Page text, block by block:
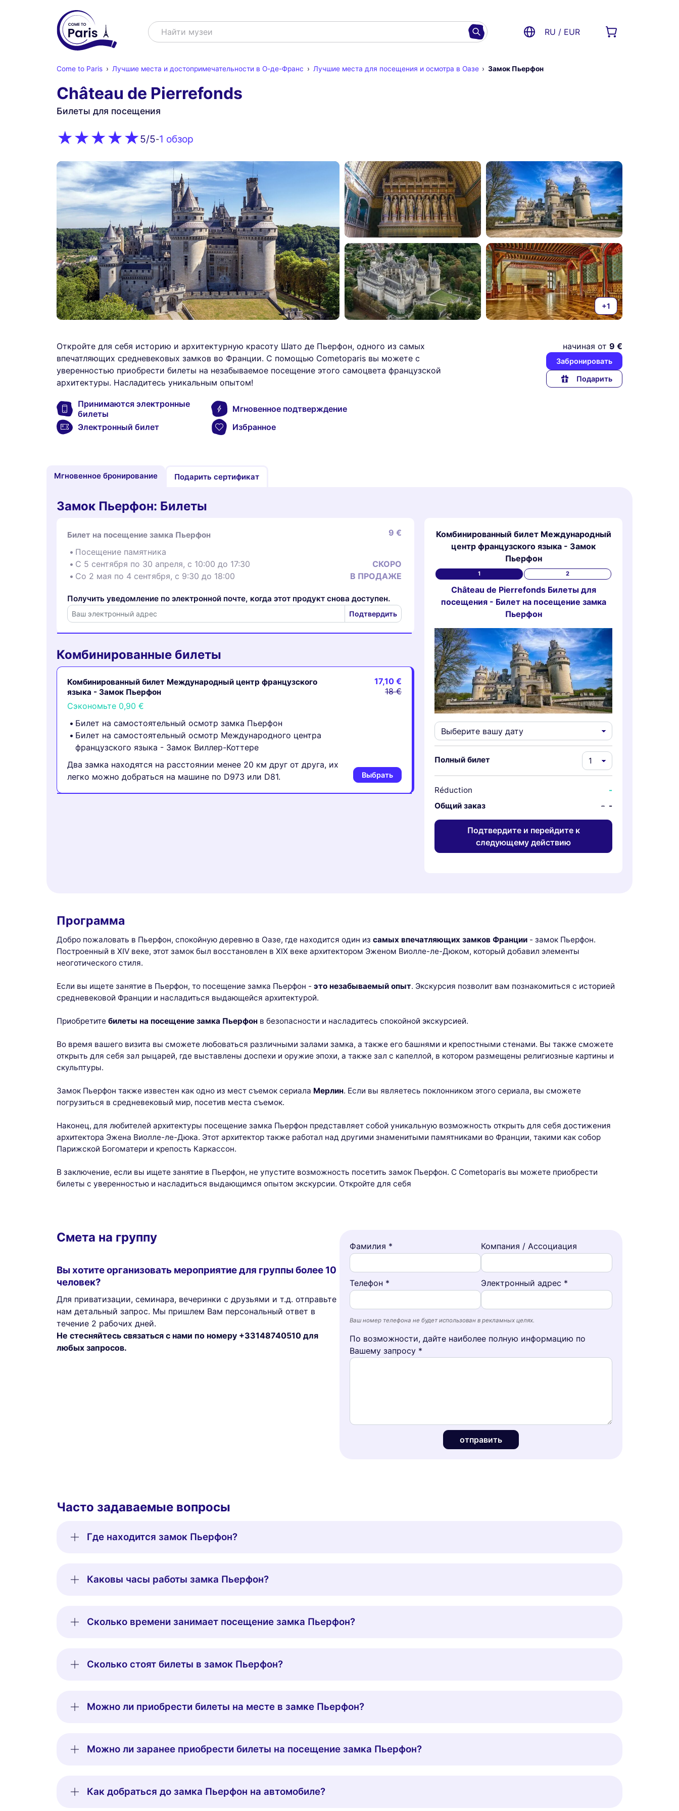
ПоискНайти му RU / EUR
Come to Paris Лучшие места и достопримечательности в О-де-Франс Лучшие места для посещения и осмотра в Оазе Замок Пьерфон
Château de Pierrefonds
Билеты для посещения
5/5-1 обзор
+1
Откройте для себя историю и архитектурную красоту Шато де Пьерфон, одного из самых
впечатляющих средневековых замков во Франции. С помощью Cometoparis вы можете с
уверенностью приобрести билеты на незабываемое посещение этого самоцвета французской
архитектуры. Насладитесь уникальным опытом!
Принимаются электронные
билеты
Мгновенное подтверждение
Электронный билет
Избранное
начиная от 9 €
Забронировать
Подарить
Мгновенное бронирование Подарить сертификат
Замок Пьерфон: Билеты
Билет на посещение замка Пьерфон
Посещение памятника
С 5 сентября по 30 апреля, с 10:00 до 17:30
Со 2 мая по 4 сентября, с 9:30 до 18:00
9 €
СКОРО
В ПРОДАЖЕ
Получить уведомление по электронной почте, когда этот продукт снова доступен.
Подтвердить
Комбинированные билеты
Комбинированный билет Международный центр французского
языка - Замок Пьерфон
Сэкономьте 0,90 €
Билет на самостоятельный осмотр замка Пьерфон
Билет на самостоятельный осмотр Международного центра
французского языка - Замок Виллер-Коттере
Два замка находятся на расстоянии менее 20 км друг от друга, их
легко можно добраться на машине по D973 или D81.
17,10 €
18 €
Выбрать
Комбинированный билет Международный
центр французского языка - Замок
Пьерфон
1 2
Château de Pierrefonds Билеты для
посещения - Билет на посещение замка
Пьерфон
Полный билет
Réduction
-
Общий заказ
- -
Подтвердите и перейдите к
следующему действию
Программа
Добро пожаловать в Пьерфон, спокойную деревню в Оазе, где находится один из самых впечатляющих замков Франции - замок Пьерфон.
Построенный в XIV веке, этот замок был восстановлен в XIX веке архитектором Эженом Виолле-ле-Дюком, который добавил элементы
неоготического стиля.
Если вы ищете занятие в Пьерфон, то посещение замка Пьерфон - это незабываемый опыт. Экскурсия позволит вам познакомиться с историей
средневековой Франции и насладиться выдающейся архитектурой.
Приобретите билеты на посещение замка Пьерфон в безопасности и насладитесь спокойной экскурсией.
Во время вашего визита вы сможете любоваться различными залами замка, а также его башнями и крепостными стенами. Вы также сможете
открыть для себя зал рыцарей, где выставлены доспехи и оружие эпохи, а также зал с капеллой, в котором размещены религиозные картины и
скульптуры.
Замок Пьерфон также известен как одно из мест съемок сериала Мерлин. Если вы являетесь поклонником этого сериала, вы сможете
погрузиться в средневековый мир, посетив места съемок.
Наконец, для любителей архитектуры посещение замка Пьерфон представляет собой уникальную возможность открыть для себя достижения
архитектора Эжена Виолле-ле-Дюка. Этот архитектор также работал над другими знаменитыми памятниками во Франции, такими как собор
Парижской Богоматери и крепость Каркассон.
В заключение, если вы ищете занятие в Пьерфон, не упустите возможность посетить замок Пьерфон. С Cometoparis вы можете приобрести
билеты с уверенностью и насладиться выдающимся опытом экскурсии. Откройте для себя
Смета на группу
Вы хотите организовать мероприятие для группы более 10
человек?
Для приватизации, семинара, вечеринки с друзьями и т.д. отправьте
нам детальный запрос. Мы пришлем Вам персональный ответ в
течение 2 рабочих дней.
Не стесняйтесь связаться с нами по номеру +33148740510 для
любых запросов.
Фамилия * Компания / Ассоциация
Телефон * Электронный адрес *
Ваш номер телефона не будет использован в рекламных целях.
По возможности, дайте наиболее полную информацию по
Вашему запросу *
отправить
Часто задаваемые вопросы
Где находится замок Пьерфон?
Каковы часы работы замка Пьерфон?
Сколько времени занимает посещение замка Пьерфон?
Сколько стоят билеты в замок Пьерфон?
Можно ли приобрести билеты на месте в замке Пьерфон?
Можно ли заранее приобрести билеты на посещение замка Пьерфон?
Как добраться до замка Пьерфон на автомобиле?